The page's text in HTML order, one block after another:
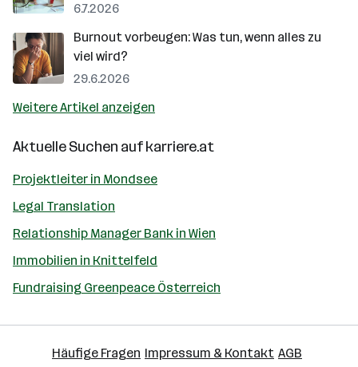
6.7.2026
Burnout vorbeugen: Was tun, wenn alles zu
viel wird?
29.6.2026
Weitere Artikel anzeigen
Aktuelle Suchen aufkarriere.at
Projektleiter in Mondsee
Legal Translation
Relationship Manager Bank in Wien
Immobilien in Knittelfeld
Fundraising Greenpeace Österreich
Häufige Fragen Impressum & Kontakt AGB